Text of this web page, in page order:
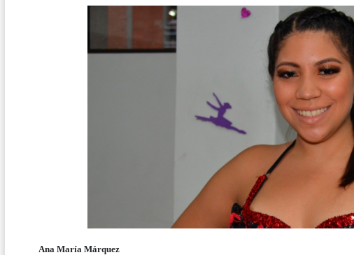
Ana María Márquez